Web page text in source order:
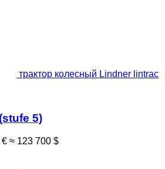
трактор колесный Lindner lintrac
5)
€ ≈ 123 700 $